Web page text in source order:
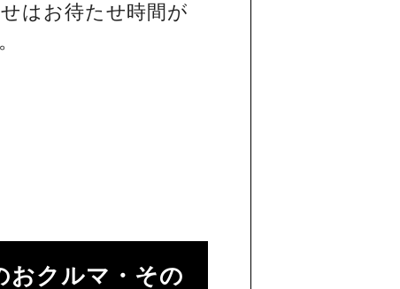
はお待たせ時間が
おクルマ・その